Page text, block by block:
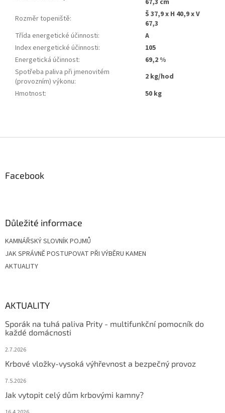
67,3 cm
Rozměr topeniště:
Š 37,9 x H 40,9 x V
67,3
Třída energetické účinnosti:
A
Index energetické účinnosti:
105
Energetická účinnost:
69,2 %
Spotřeba paliva při jmenovitém
(provozním) výkonu:
2 kg/hod
Hmotnost: 50 kg
Facebook
Důležité informace
KAMNÁŘSKÝ SLOVNÍK POJMŮ
JAK SPRÁVNĚ POSTUPOVAT PŘI VÝBĚRU KAMEN
AKTUALITY
AKTUALITY
Sporák na tuhá paliva Prity - multifunkční pomocník do
každé domácnosti
2.7.2026
Krbové vložky-vysoká výhřevnost a bezpečný provoz
7.5.2026
Jak vytopit celý dům krbovými kamny?